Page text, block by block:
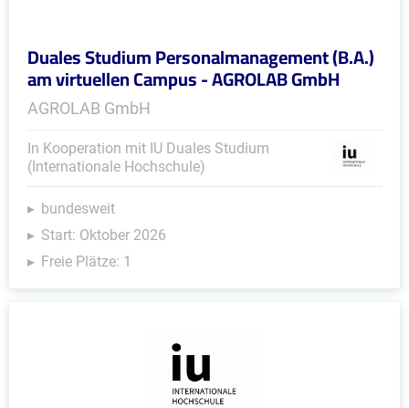
Duales Studium Personalmanagement (B.A.)
am virtuellen Campus - AGROLAB GmbH
AGROLAB GmbH
In Kooperation mit IU Duales Studium
(Internationale Hochschule)
bundesweit
Start: Oktober 2026
Freie Plätze: 1